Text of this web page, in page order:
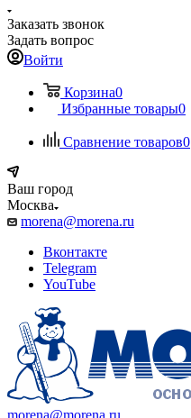
Заказать звонок
Задать вопрос
Войти
Корзина0
Избранные товары0
Сравнение товаров0
Ваш город
Москва
morena@morena.ru
Вконтакте
Telegram
YouTube
morena@morena.ru